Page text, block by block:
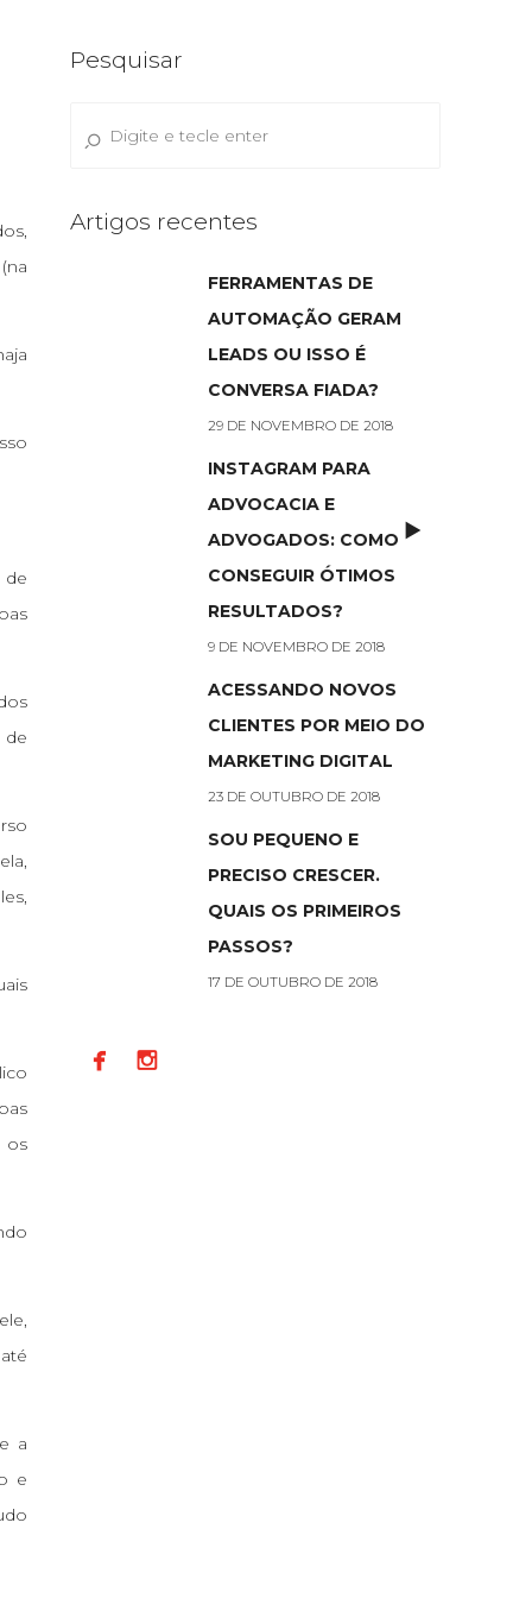
de
de
os
a
e
Pesquisar
Artigos recentes
FERRAMENTAS DE
AUTOMAÇÃO GERAM
LEADS OU ISSO É
CONVERSA FIADA?
29 DE NOVEMBRO DE 2018
INSTAGRAM PARA
ADVOCACIA E
ADVOGADOS: COMO
CONSEGUIR ÓTIMOS
RESULTADOS?
9 DE NOVEMBRO DE 2018
ACESSANDO NOVOS
CLIENTES POR MEIO DO
MARKETING DIGITAL
23 DE OUTUBRO DE 2018
SOU PEQUENO E
PRECISO CRESCER.
QUAIS OS PRIMEIROS
PASSOS?
17 DE OUTUBRO DE 2018
 